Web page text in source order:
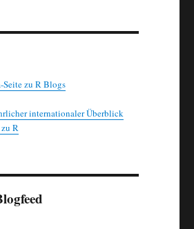
zu R Blogs
internationaler Überblick
R